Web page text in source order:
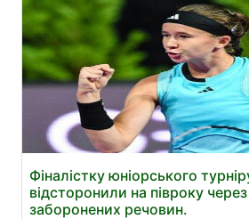
Фіналістку юніорського
відсторонили на півроку
заборонених речовин.